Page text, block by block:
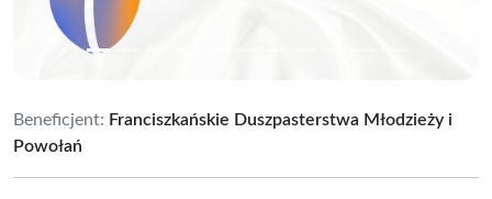
Beneficjent: Franciszkańskie Duszpasterstwa Młodzieży i
Powołań